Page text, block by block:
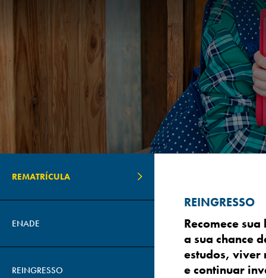
REMATRÍCULA
ENADE
REINGRESSO
REMATRÍCULA
Continue
siga a busca
Renovando
te ajuda a
ENADE
Quer se
do mercado? O
grande
o seu diploma.
REINGRESSO
Recomece
a sua chance
estudos, viver
e continuar